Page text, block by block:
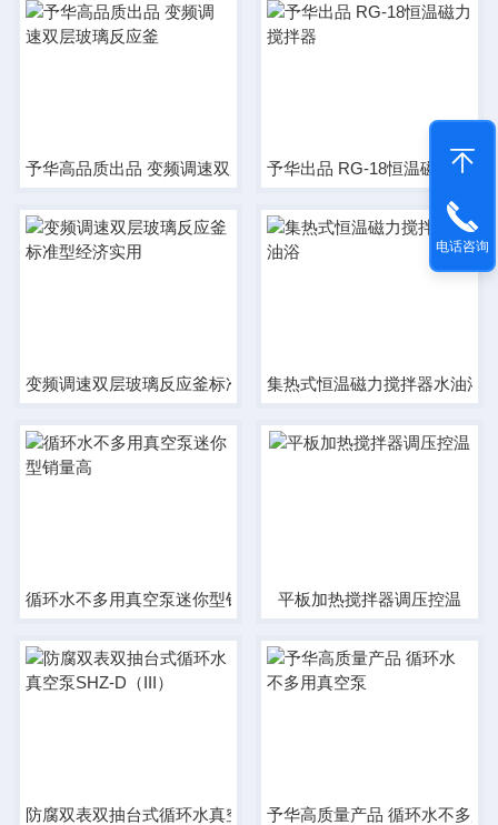
予华高品质出品 变频调速双层玻璃反应釜 予华出品 RG-18恒温磁力搅拌
变频调速双层玻璃反应釜标准型经济实用集热式恒温磁力搅拌器水油浴
循环水不多用真空泵迷你型销量高 平板加热搅拌器调压控温
防腐双表双抽台式循环水真空泵SHZ-D（III）予华高质量产品 循环水不多用
电话咨询